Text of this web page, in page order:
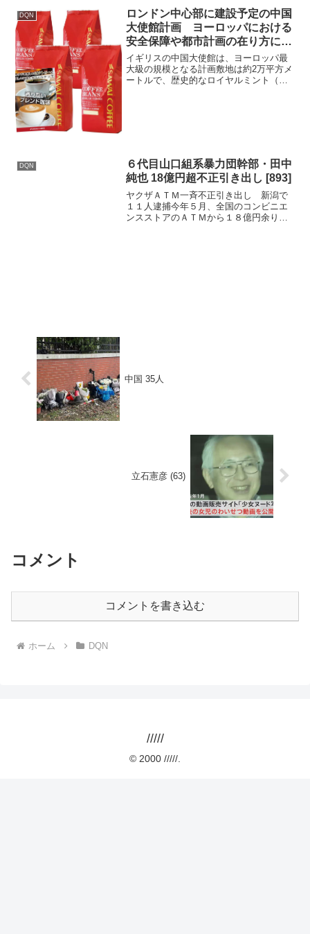
DQN
ロンドン中心部に建設予定の中国
大使館計画 ヨーロッパにおける
安全保障や都市計画の在り方に問
題
イギリスの中国大使館は、ヨーロッパ最
大級の規模となる計画敷地は約2万平方メ
ートルで、歴史的なロイヤルミント（王
DQN
６代目山口組系暴力団幹部・田中
純也 18億円超不正引き出し [893]
ヤクザＡＴＭ一斉不正引き出し 新潟で
１１人逮捕今年５月、全国のコンビニエ
ンスストアのＡＴＭから１８億円余りが
中国 35人
立石憲彦 (63)
コメント
コメントを書き込む
ホーム DQN
/////
© 2000 /////.